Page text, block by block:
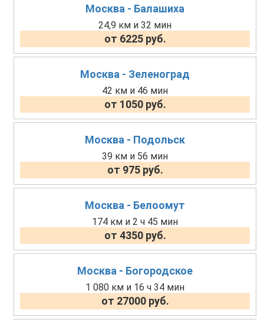
Москва - Балашиха
24,9 км и 32 мин
от 6225 руб.
Москва - Зеленоград
42 км и 46 мин
от 1050 руб.
Москва - Подольск
39 км и 56 мин
от 975 руб.
Москва - Белоомут
174 км и 2 ч 45 мин
от 4350 руб.
Москва - Богородское
1 080 км и 16 ч 34 мин
от 27000 руб.